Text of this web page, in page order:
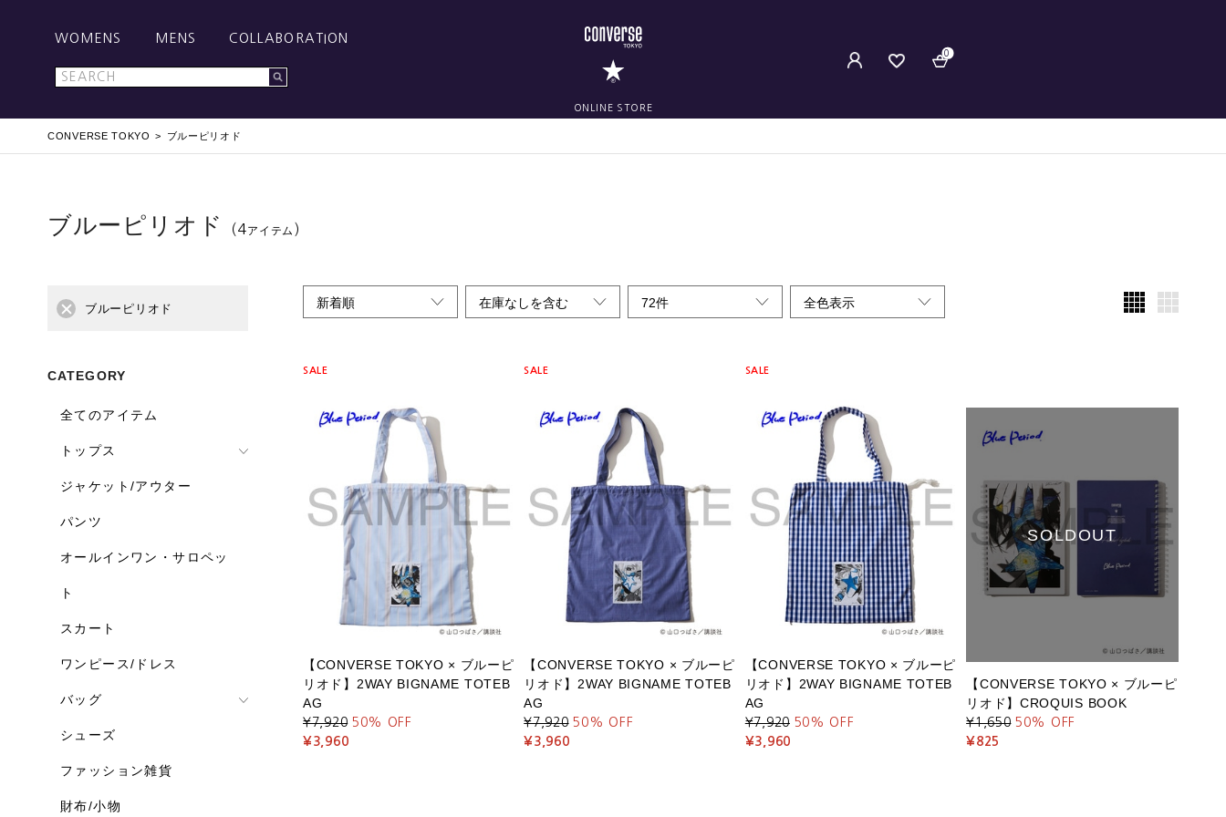
WOMENS MENS COLLABORATION
ONLINE STORE
0
CONVERSE TOKYO ブルーピリオド
ブルーピリオド （4アイテム ）
ブルーピリオド
CATEGORY
全てのアイテム
トップス
ジャケット/アウター
パンツ
オールインワン・サロペッ
ト
スカート
ワンピース/ドレス
バッグ
シューズ
ファッション雑貨
財布/小物
新着順 在庫なしを含む 72件 全色表示
SALE
【CONVERSE TOKYO × ブルーピ
リオド】2WAY BIGNAME TOTEB
AG
¥7,920 50% OFF
¥3,960
SALE
【CONVERSE TOKYO × ブルーピ
リオド】2WAY BIGNAME TOTEB
AG
¥7,920 50 % OFF
¥3,960
SALE
【CONVERSE TOKYO × ブルーピ
リオド】2WAY BIGNAME TOTEB
AG
¥7,920 50 % OFF
¥3,960
SOLDOUT
【CONVERSE TOKYO × ブルーピ
リオド】CROQUIS BOOK
¥1,650 50% OFF
¥825